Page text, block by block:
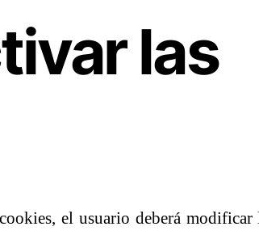
las
el usuario deberá